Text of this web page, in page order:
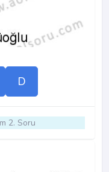
D
2. Soru